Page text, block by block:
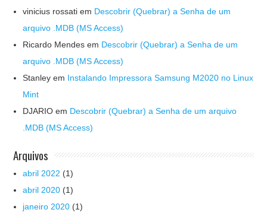
vinicius rossati em Descobrir (Quebrar) a Senha de um
arquivo .MDB (MS Access)
Ricardo Mendes em Descobrir (Quebrar) a Senha de um
arquivo .MDB (MS Access)
Stanley em Instalando Impressora Samsung M2020 no Linux
Mint
DJARIO em Descobrir (Quebrar) a Senha de um arquivo
.MDB (MS Access)
Arquivos
abril 2022 (1)
abril 2020 (1)
janeiro 2020 (1)